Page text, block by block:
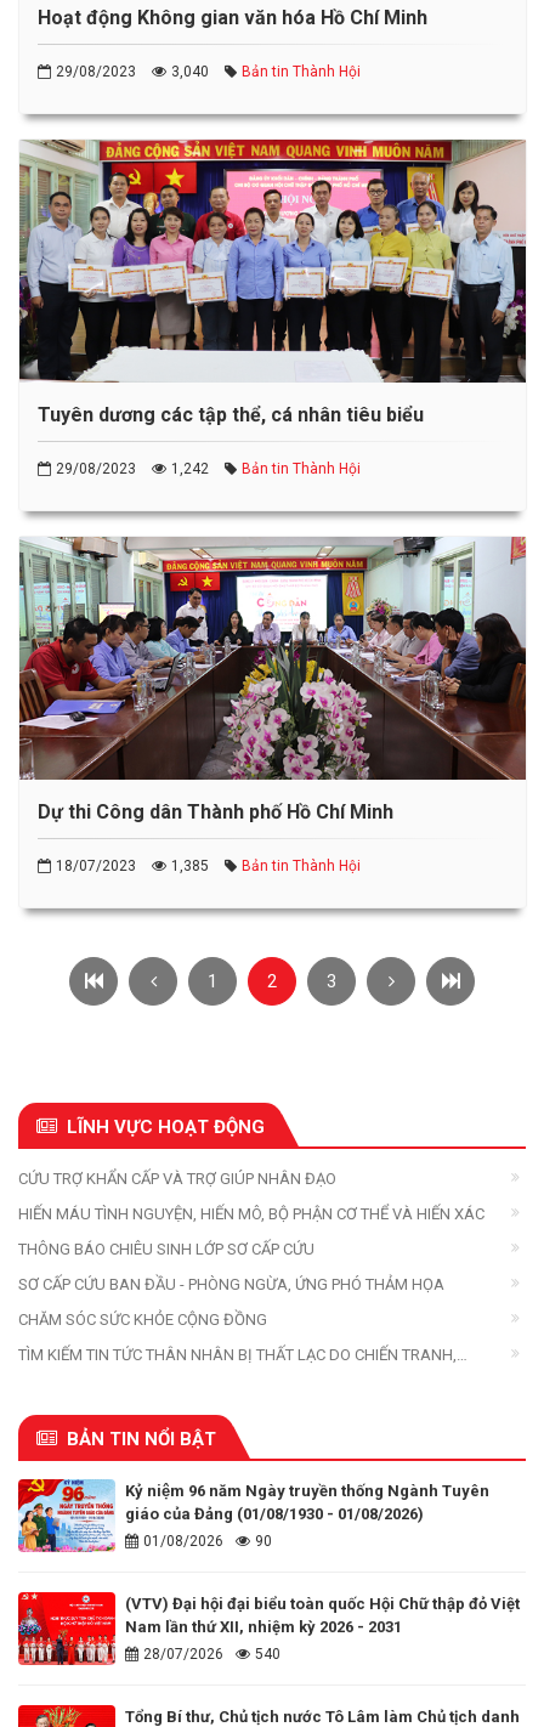
Hoạt động Không gian văn hóa Hồ Chí Minh
29/08/2023 3,040 Bản tin Thành Hội
Tuyên dương các tập thể, cá nhân tiêu biểu
29/08/2023 1,242 Bản tin Thành Hội
Dự thi Công dân Thành phố Hồ Chí Minh
18/07/2023 1,385 Bản tin Thành Hội
1 2 3
LĨNH VỰC HOẠT ĐỘNG
CỨU TRỢ KHẨN CẤP VÀ TRỢ GIÚP NHÂN ĐẠO
HIẾN MÁU TÌNH NGUYỆN, HIẾN MÔ, BỘ PHẬN CƠ THỂ VÀ HIẾN XÁC
THÔNG BÁO CHIÊU SINH LỚP SƠ CẤP CỨU
SƠ CẤP CỨU BAN ĐẦU - PHÒNG NGỪA, ỨNG PHÓ THẢM HỌA
CHĂM SÓC SỨC KHỎE CỘNG ĐỒNG
TÌM KIẾM TIN TỨC THÂN NHÂN BỊ THẤT LẠC DO CHIẾN TRANH,
BẢN TIN NỔI BẬT
Kỷ niệm 96 năm Ngày truyền thống Ngành Tuyên
giáo của Đảng (01/08/1930 - 01/08/2026)
01/08/2026 90
(VTV) Đại hội đại biểu toàn quốc Hội Chữ thập đỏ Việt
Nam lần thứ XII, nhiệm kỳ 2026 - 2031
28/07/2026 540
Tổng Bí thư, Chủ tịch nước Tô Lâm làm Chủ tịch danh